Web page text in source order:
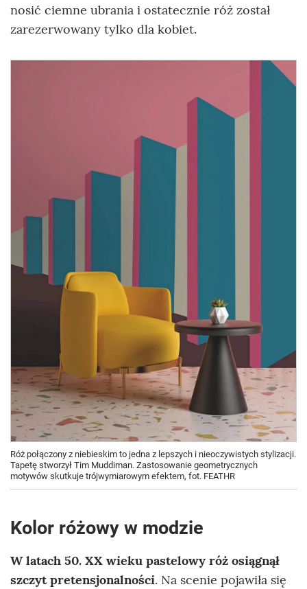
nosić ciemne ubrania i ostatecznie róż został
zarezerwowany tylko dla kobiet.
Róż połączony z niebieskim to jedna z lepszych i nieoczywistych stylizacji.
Tapetę stworzył Tim Muddiman. Zastosowanie geometrycznych
motywów skutkuje trójwymiarowym efektem, fot. FEATHR
Kolor różowy w modzie
W latach 50. XX wieku pastelowy róż osiągnął
szczyt pretensjonalności. Na scenie pojawiła się